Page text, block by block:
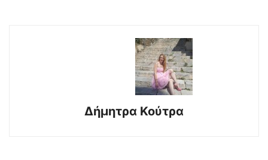
Δήμητρα Κούτρα